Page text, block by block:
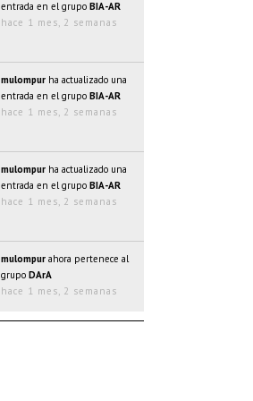
entrada en el grupo BIA-AR
hace 1 mes, 2 semanas
mulompur ha actualizado una
entrada en el grupo BIA-AR
hace 1 mes, 2 semanas
mulompur ha actualizado una
entrada en el grupo BIA-AR
hace 1 mes, 2 semanas
mulompur ahora pertenece al
grupo DArA
hace 1 mes, 2 semanas